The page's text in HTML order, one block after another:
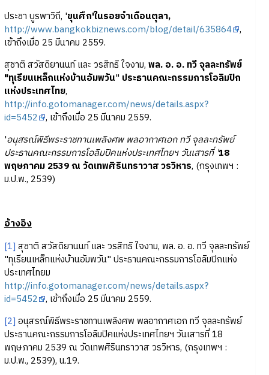
ประชา บูรพาวิถี, 'ขุนศึก'ในรอยจำเดือนตุลา,
http://www.bangkokbiznews.com/blog/detail/635864 ,
เข้าถึงเมื่อ 25 มีนาคม 2559.
สุชาติ สวัสดิยานนท์ และ วรสิทธิ ใจงาม, พล. อ. อ. ทวี จุลละทรัพย์
"ทุเรียนเหล็กแห่งบ้านอัมพวัน" ประธานคณะกรรมการโอลิมปิก
แห่งประเทศไทย,
http://info.gotomanager.com/news/details.aspx?
id=5452 , เข้าถึงเมื่อ 25 มีนาคม 2559.
'อนุสรณ์พิธีพระราชทานเพลิงศพ พลอากาศเอก ทวี จุลละทรัพย์
ประธานคณะกรรมการโอลิมปิคแห่งประเทศไทยฯ วันเสารที่ '18
พฤษภาคม 2539 ณ วัดเทพศิรินทราวาส วรวิหาร, (กรุงเทพฯ :
ม.ป.พ., 2539)
อ้างอิง
[1] สุชาติ สวัสดิยานนท์ และ วรสิทธิ ใจงาม, พล. อ. อ. ทวี จุลละทรัพย์
"ทุเรียนเหล็กแห่งบ้านอัมพวัน" ประธานคณะกรรมการโอลิมปิกแห่ง
ประเทศไทยม
http://info.gotomanager.com/news/details.aspx?
id=5452 , เข้าถึงเมื่อ 25 มีนาคม 2559.
[2] อนุสรณ์พิธีพระราชทานเพลิงศพ พลอากาศเอก ทวี จุลละทรัพย์
ประธานคณะกรรมการโอลิมปิคแห่งประเทศไทยฯ วันเสารที่ 18
พฤษภาคม 2539 ณ วัดเทพศิรินทราวาส วรวิหาร, (กรุงเทพฯ :
ม.ป.พ., 2539), น.19.